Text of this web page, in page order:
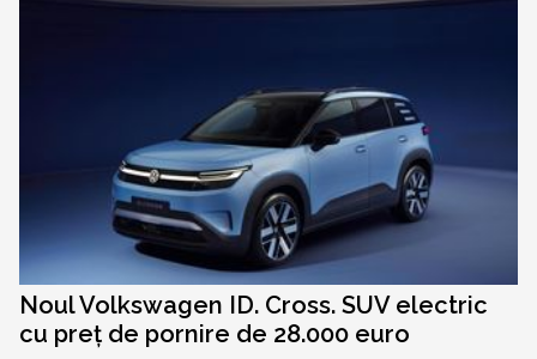
Noul Volkswagen ID. Cross. SUV electric
cu preț de pornire de 28.000 euro